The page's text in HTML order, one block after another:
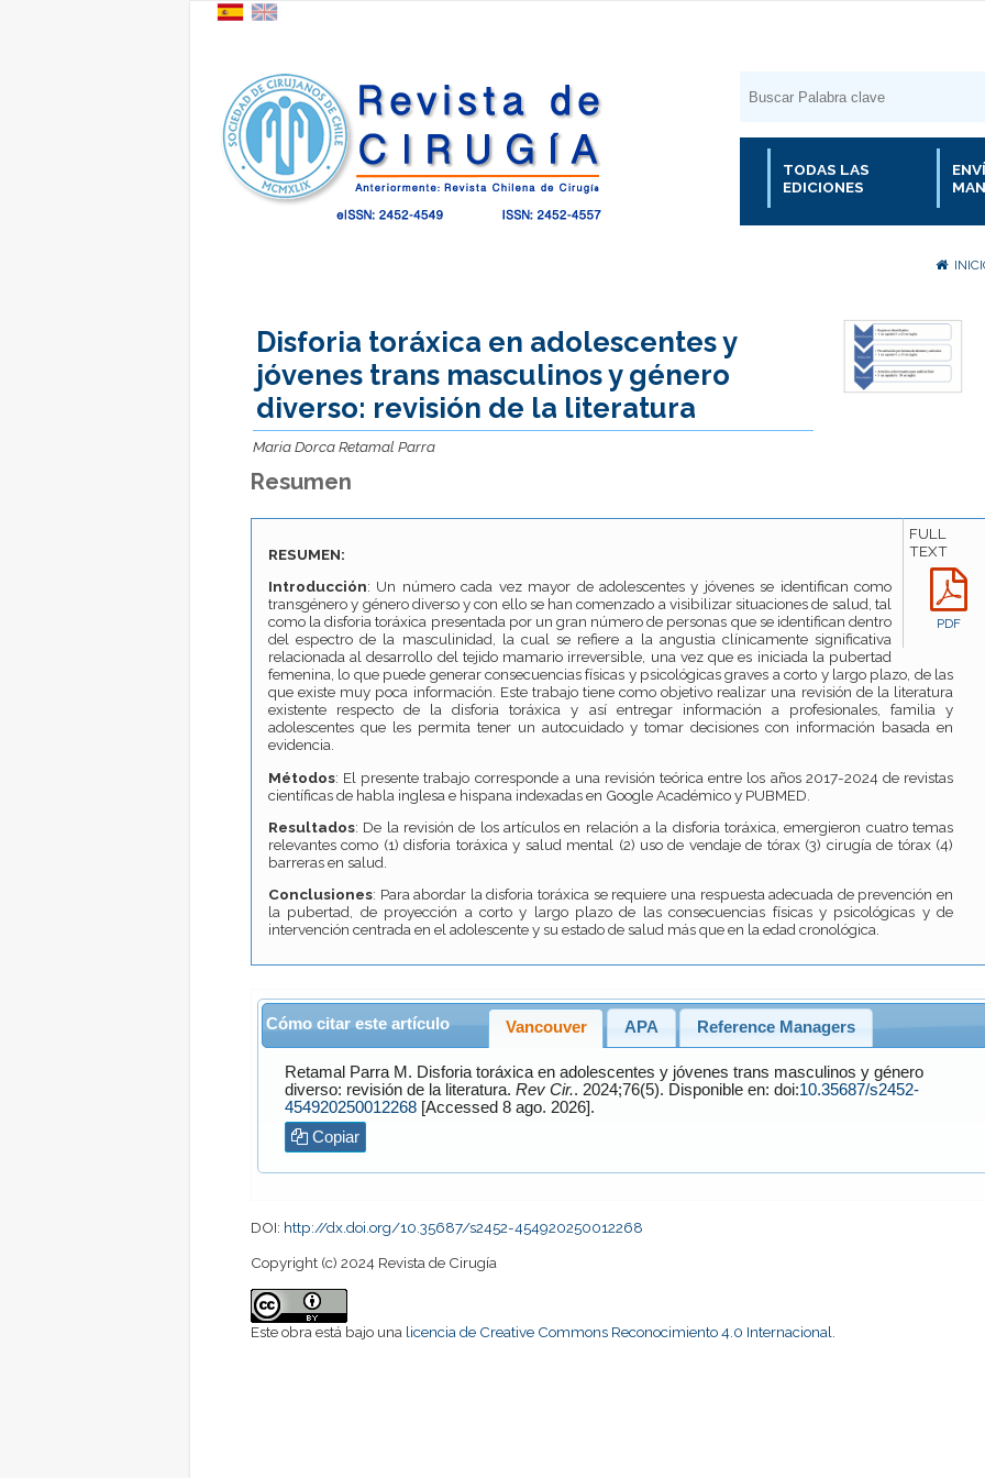
TODAS LAS
EDICIONES
Disforia toráxica en adolescentes y
jóvenes trans masculinos y género
diverso: revisión de la literatura
Maria Dorca Retamal Parra
Resumen
FULL
TEXT
PDF
RESUMEN:
Introducción: Un número cada vez mayor de adolescentes y jóvenes se identifican como
transgénero y género diverso y con ello se han comenzado a visibilizar situaciones de salud, tal
como la disforia toráxica presentada por un gran número de personas que se identifican dentro
del espectro de la masculinidad, la cual se refiere a la angustia clínicamente significativa
relacionada al desarrollo del tejido mamario irreversible, una vez que es iniciada la pubertad
femenina, lo que puede generar consecuencias físicas y psicológicas graves a corto y largo plazo, de las
que existe muy poca información. Este trabajo tiene como objetivo realizar una revisión de la literatura
existente respecto de la disforia toráxica y así entregar información a profesionales, familia y
adolescentes que les permita tener un autocuidado y tomar decisiones con información basada en
evidencia.
Métodos: El presente trabajo corresponde a una revisión teórica entre los años 2017-2024 de revistas
científicas de habla inglesa e hispana indexadas en Google Académico y PUBMED.
Resultados: De la revisión de los artículos en relación a la disforia toráxica, emergieron cuatro temas
relevantes como (1) disforia toráxica y salud mental (2) uso de vendaje de tórax (3) cirugía de tórax (4)
barreras en salud.
Conclusiones: Para abordar la disforia toráxica se requiere una respuesta adecuada de prevención en
la pubertad, de proyección a corto y largo plazo de las consecuencias físicas y psicológicas y de
intervención centrada en el adolescente y su estado de salud más que en la edad cronológica.
Cómo citar este artículo Vancouver APA Reference Managers
Retamal ParraM. Disforia toráxica en adolescentes y jóvenes trans masculinos y género
diverso: revisión de la literatura. Rev Cir. . 2024;76(5). Disponible en: doi:10.35687/s2452-
454920250012268
[Accessed 8 ago. 2026].
Copiar
DOI: http://dx.doi.org/10.35687/s2452-454920250012268
Copyright (c) 2024 Revista de Cirugía
Este obra está bajo una licencia de Creative Commons Reconocimiento 4.0 Internacional